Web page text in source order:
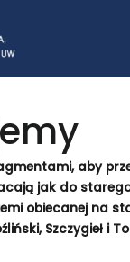
aby
jak do
obiecanej na
Szczygieł i